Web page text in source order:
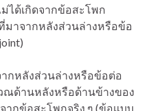
ได้เกิดจากข้อสะโพก
มาจากหลังส่วนล่างหรือข้อ
กหลังส่วนล่างหรือข้อต่อ
ณด้านหลังหรือด้านข้างของ
กข้อสะโพกจริง ๆ (ข้อแบบ